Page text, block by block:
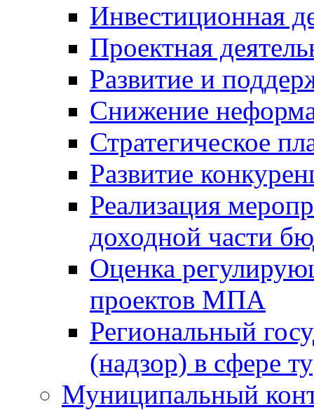
Инвестиционная
Проектная
Развитие и
Снижение
Стратегическое
Развитие
Реализация
доходной части
Оценка
проектов МПА
Региональный
(надзор) в сфере
Муниципальный